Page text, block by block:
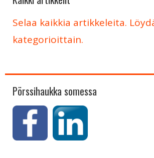
Selaa kaikkia artikkeleita.
kategorioittain.
Pörssihaukka somessa